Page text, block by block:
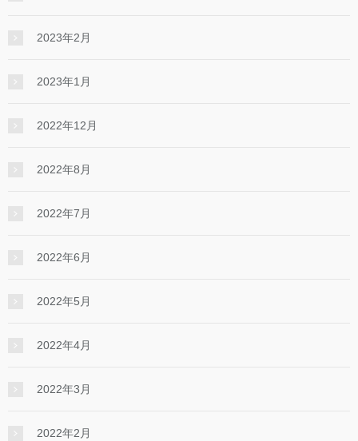
2023年2月
2023年1月
2022年12月
2022年8月
2022年7月
2022年6月
2022年5月
2022年4月
2022年3月
2022年2月